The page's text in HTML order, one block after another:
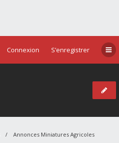
Connexion S’enregistrer
Annonces Miniatures Agricoles